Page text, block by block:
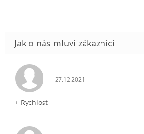
Hodnocení obchodu je 5 z 5
27.12.2021
+ Rychlost